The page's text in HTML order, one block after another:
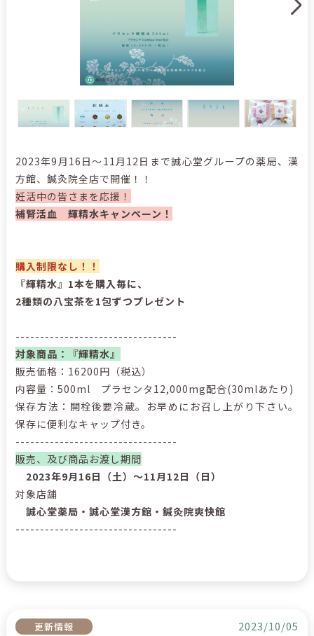
2023年9月16日～11月12日まで誠心堂グループの薬局、漢
方館、鍼灸院全店で開催！！
妊活中の皆さまを応援！
補腎活血 輝精水キャンペーン！
購入制限なし！！
『輝精水』1本を購入毎に、
2種類の八宝茶を1包ずつプレゼント
---------------------------------
対象商品：『輝精水』
販売価格：16200円（税込）
内容量：500ml プラセンタ12,000mg配合(30mlあたり)
保存方法：開栓後要冷蔵。お早めにお召し上がり下さい。
保存に便利なキャップ付き。
---------------------------------
販売、及び商品お渡し期間
2023年9月16日（土）～11月12日（日）
対象店舗
誠心堂薬局・誠心堂漢方館・鍼灸院爽快館
---------------------------------
更新情報 2023/10/05